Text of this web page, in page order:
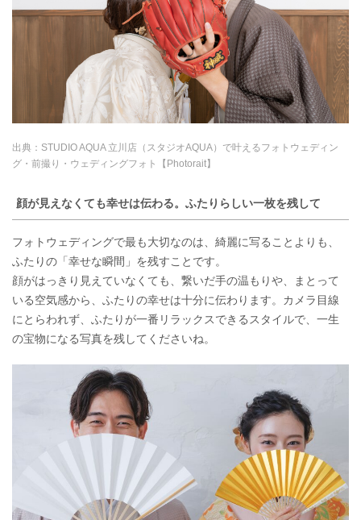
出典： STUDIO AQUA 立川店（スタジオAQUA）で叶えるフォトウェディン
グ・前撮り・ウェディングフォト【Photorait】
顔が見えなくても幸せは伝わる。ふたりらしい一枚を残して
フォトウェディングで最も大切なのは、綺麗に写ることよりも、
ふたりの「幸せな瞬間」を残すことです。
顔がはっきり見えていなくても、繋いだ手の温もりや、まとって
いる空気感から、ふたりの幸せは十分に伝わります。カメラ目線
にとらわれず、ふたりが一番リラックスできるスタイルで、一生
の宝物になる写真を残してくださいね。